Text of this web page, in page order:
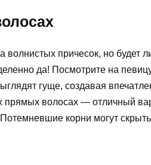
причесок, но будет
да! Посмотрите на
гуще, создавая
волосах — отличный
корни могут